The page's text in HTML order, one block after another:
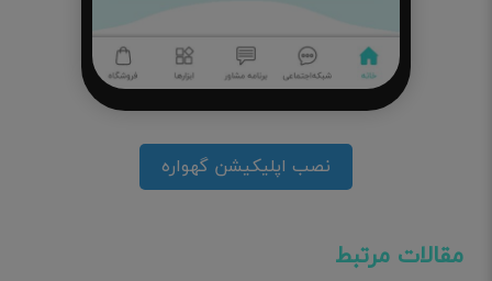
نصب اپلیکیشن گهواره
مقالات مرتبط